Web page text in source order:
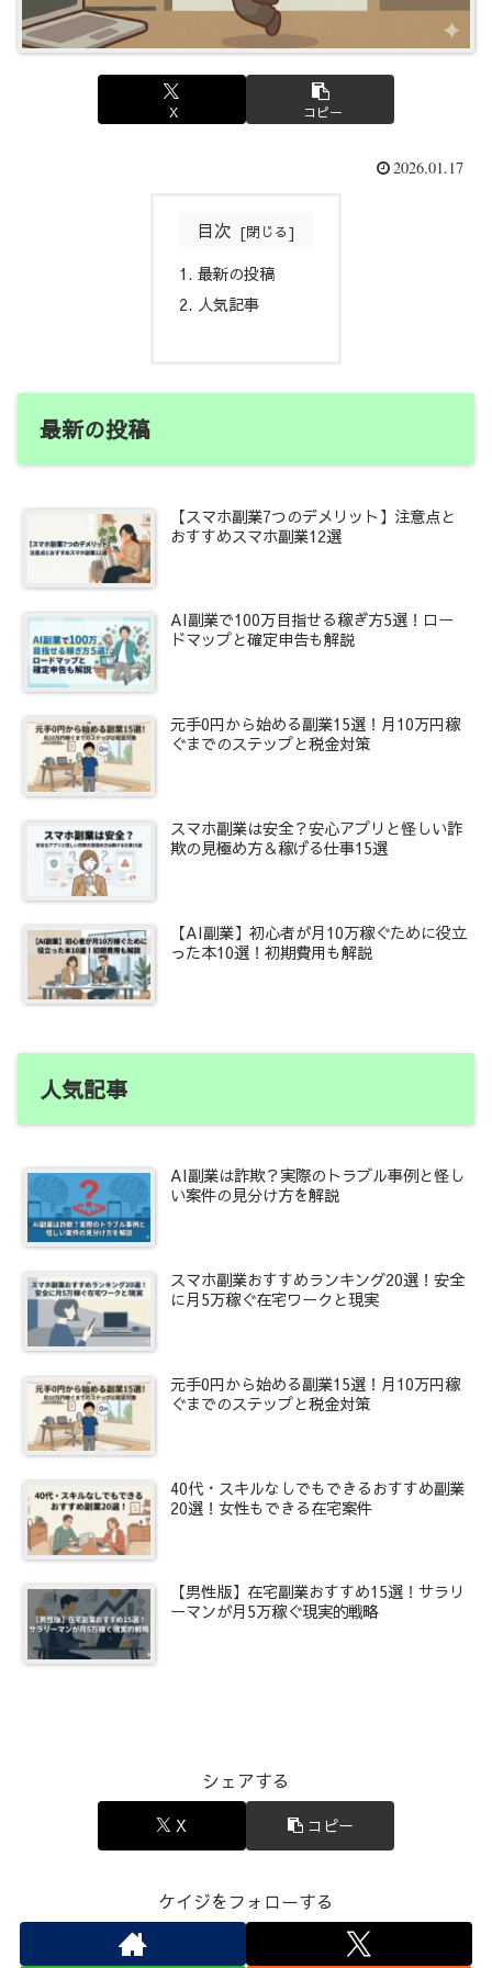
X コピー
2026.01.17
目次
最新の投稿
人気記事
最新の投稿
【スマホ副業7つのデメリット】注意点と
おすすめスマホ副業12選
AI副業で100万目指せる稼ぎ方5選！ロー
ドマップと確定申告も解説
元手0円から始める副業15選！月10万円稼
ぐまでのステップと税金対策
スマホ副業は安全？安心アプリと怪しい詐
欺の見極め方＆稼げる仕事15選
【AI副業】初心者が月10万稼ぐために役立
った本10選！初期費用も解説
人気記事
AI副業は詐欺？実際のトラブル事例と怪し
い案件の見分け方を解説
スマホ副業おすすめランキング20選！安全
に月5万稼ぐ在宅ワークと現実
元手0円から始める副業15選！月10万円稼
ぐまでのステップと税金対策
40代・スキルなしでもできるおすすめ副業
20選！女性もできる在宅案件
【男性版】在宅副業おすすめ15選！サラリ
ーマンが月5万稼ぐ現実的戦略
シェアする
X コピー
ケイジをフォローする